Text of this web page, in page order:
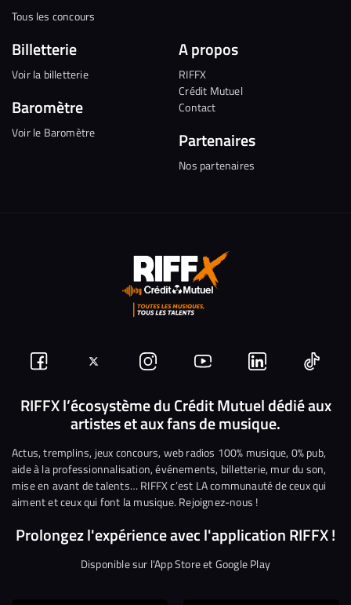
Tous les concours
Billetterie
Voir la billetterie
Baromètre
Voir le Baromètre
A propos
RIFFX
Crédit Mutuel
Contact
Partenaires
Nos partenaires
Suivez-
nous
Facebook
Suivez-
nous
sur
Twitter
Nous
rejoindre
sur
Instagram
Nous
rejoindre
sur
YouTube
Nous
rejoindre
sur
Linkedin
Nous
RIFFX l’écosystème du Crédit Mutuel dédié aux
artistes et aux fans de musique.
Actus, tremplins, jeux concours, web radios 100% musique, 0% pub,
aide à la professionnalisation, événements, billetterie, mur du son,
mise en avant de talents… RIFFX c’est LA communauté de ceux qui
aiment et ceux qui font la musique. Rejoignez-nous !
Prolongez l'expérience avec l'application RIFFX !
Disponible sur l'App Store et Google Play